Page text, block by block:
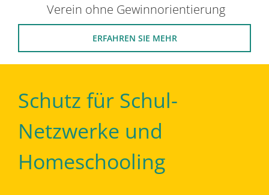
Verein ohne Gewinnorientierung
ERFAHREN SIE MEHR
Schutz für Schul-
Netzwerke und
Homeschooling